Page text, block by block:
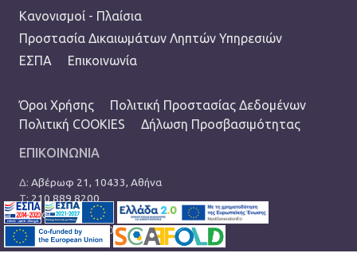
FOOTER
Κανονισμοί - Πλαίσια
Προστασία Δικαιωμάτων Ληπτών Υπηρεσιών
ΕΣΠΑ
Επικοινωνία
TERMS MENU
Όροι Χρήσης
Πολιτική Προστασίας Δεδομένων
Πολιτική COOKIES
Δήλωση Προσβασιμότητας
ΕΠΙΚΟΙΝΩΝΙΑ
Δ: Αβέρωφ 21, 10433, Αθήνα
Τ: 210 889 8200
Ε:info@eopae.gr
Ωράριο: 08:00-17:00